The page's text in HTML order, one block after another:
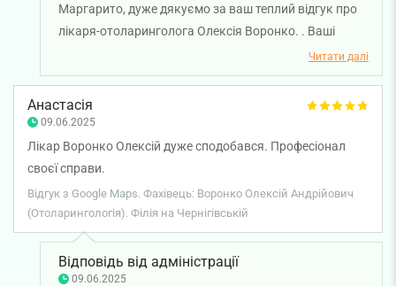
Маргарито, дуже дякуємо за ваш теплий відгук про
лікаря-отоларинголога Олексія Воронко. . Ваші
слова — найкраща мотивація для всієї команди.
Бажаємо вам міцного здоров'я!
Читати далі
Анастасія
09.06.2025
Лікар Воронко Олексій дуже сподобався. Професіонал
своєї справи.
Відгук з Google Maps. Фахівець: Воронко Олексій Андрійович
(Отоларингологія). Філія на Чернігівській
Відповідь від адміністрації
09.06.2025